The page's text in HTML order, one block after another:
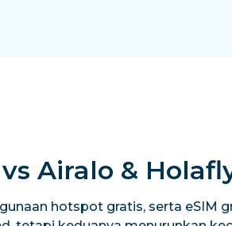
Airalo &
hotspot gratis, serta eSIM